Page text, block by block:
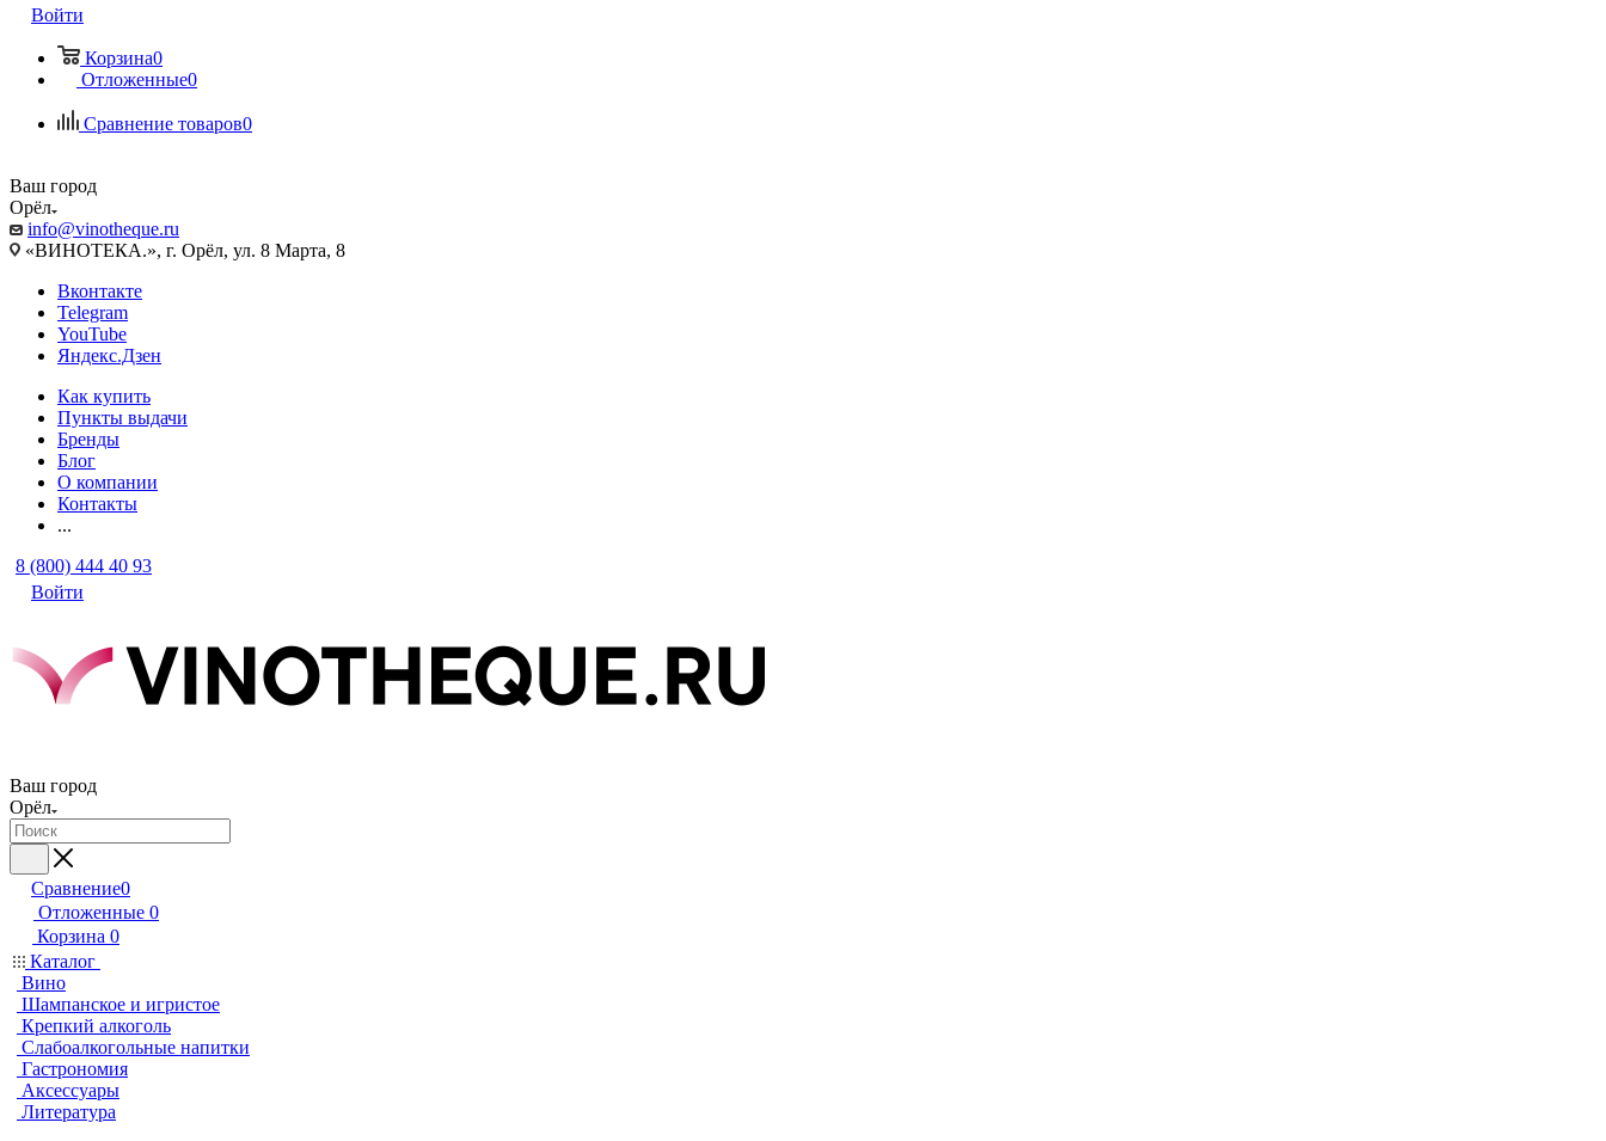
Войти
Корзина0
Отложенные0
Сравнение товаров0
Ваш город
Орёл
info@vinotheque.ru
«ВИНОТЕКА.», г. Орёл, ул. 8 Марта, 8
Вконтакте
Telegram
YouTube
Яндекс.Дзен
Как купить
Пункты выдачи
Бренды
Блог
О компании
Контакты
...
8 (800) 444 40 93
Войти
Ваш город
Орёл
Сравнение0
Отложенные 0
Корзина 0
Каталог
Вино
Шампанское и игристое
Крепкий алкоголь
Слабоалкогольные напитки
Гастрономия
Аксессуары
Литература